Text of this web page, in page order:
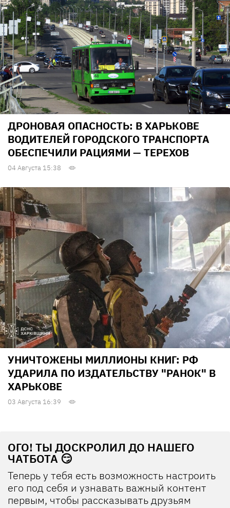
ДРОНОВАЯ ОПАСНОСТЬ: В ХАРЬКОВЕ
ВОДИТЕЛЕЙ ГОРОДСКОГО ТРАНСПОРТА
ОБЕСПЕЧИЛИ РАЦИЯМИ — ТЕРЕХОВ
04 Августа 15:38
УНИЧТОЖЕНЫ МИЛЛИОНЫ КНИГ: РФ
УДАРИЛА ПО ИЗДАТЕЛЬСТВУ "РАНОК" В
ХАРЬКОВЕ
03 Августа 16:39
ОГО! ТЫ ДОСКРОЛИЛ ДО НАШЕГО
ЧАТБОТА 😏
Теперь у тебя есть возможность настроить
его под себя и узнавать важный контент
первым, чтобы рассказывать друзьям